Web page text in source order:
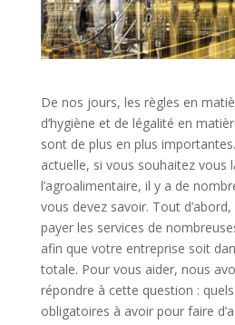
De nos jours, les règles en
d’hygiène et de légalité en
sont de plus en plus
actuelle, si vous souhaitez vous
l’agroalimentaire, il y a de
vous devez savoir. Tout
payer les services de
afin que votre entreprise soit
totale. Pour vous aider, nous
répondre à cette question :
obligatoires à avoir pour faire